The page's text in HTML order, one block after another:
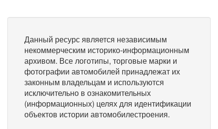
Данный ресурс является независимым
некоммерческим историко-информационным
архивом. Все логотипы, торговые марки и
фотографии автомобилей принадлежат их
законным владельцам и используются
исключительно в ознакомительных
(информационных) целях для идентификации
объектов истории автомобилестроения.